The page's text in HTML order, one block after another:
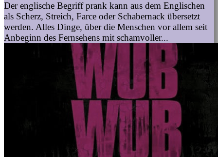
Der englische Begriff prank kann aus dem Englischen
als Scherz, Streich, Farce oder Schabernack übersetzt
werden. Alles Dinge, über die Menschen vor allem seit
Anbeginn des Fernsehens mit schamvoller...